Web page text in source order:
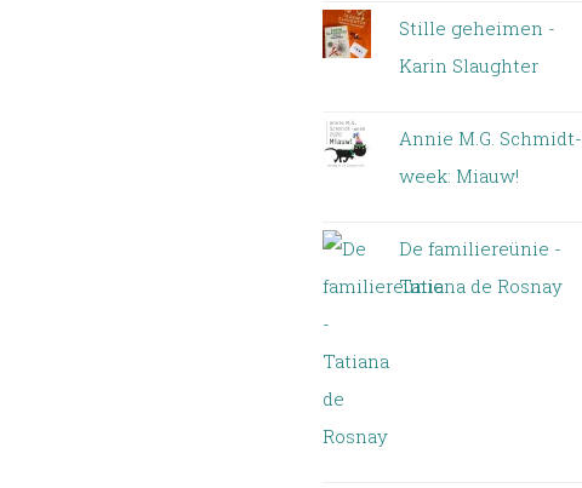
Stille geheimen -
Karin Slaughter
Annie M.G. Schmidt-
week: Miauw!
De familiereünie -
Tatiana de Rosnay